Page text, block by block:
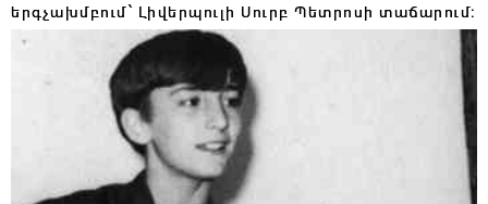
երգչախմբում՝ Լիվերպուլի Սուրբ Պետրոսի տաճարում։